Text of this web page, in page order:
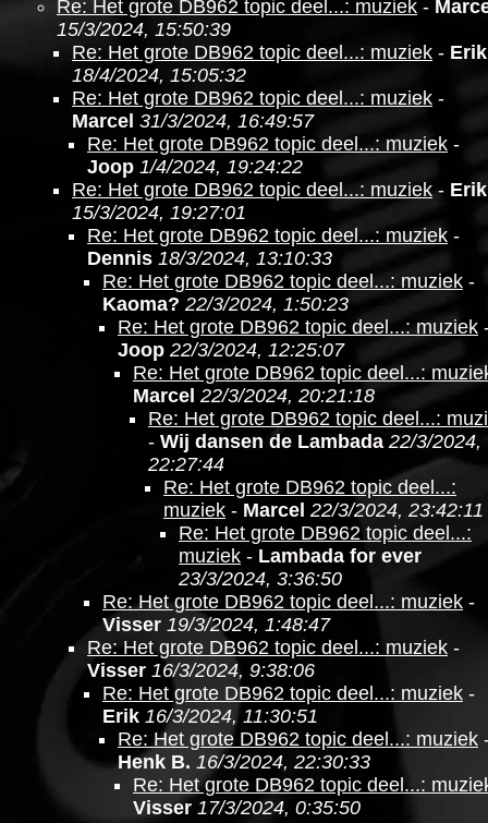
Re: Het grote DB962 topic deel...: muziek -
15/3/2024, 15:50:39
Re: Het grote DB962 topic deel...: muziek - Erik
18/4/2024, 15:05:32
Re: Het grote DB962 topic deel...: muziek -
Marcel 31/3/2024, 16:49:57
Re: Het grote DB962 topic deel...: muziek -
Joop 1/4/2024, 19:24:22
Re: Het grote DB962 topic deel...: muziek- Erik
15/3/2024, 19:27:01
Re: Het grote DB962 topic deel...: muziek -
Dennis 18/3/2024, 13:10:33
Re: Het grote DB962 topic deel...: muziek -
Kaoma? 22/3/2024, 1:50:23
Re: Het grote DB962 topic deel...: muziek
Joop 22/3/2024, 12:25:07
Re: Het grote DB962 topic deel...:
Marcel 22/3/2024, 20:21:18
Re: Het grote DB962 topic deel...:
- Wij dansen de Lambada 22/3/2024,
22:27:44
Re: Het grote DB962 topic deel...:
muziek - Marcel 22/3/2024, 23:42:11
Re: Het grote DB962 topic deel...:
muziek - Lambada for ever
23/3/2024, 3:36:50
Re: Het grote DB962 topic deel...: muziek -
Visser 19/3/2024, 1:48:47
Re: Het grote DB962 topic deel...: muziek -
Visser 16/3/2024, 9:38:06
Re: Het grote DB962 topic deel...: muziek -
Erik 16/3/2024, 11:30:51
Re: Het grote DB962 topic deel...: muziek
Henk B. 16/3/2024, 22:30:33
Re: Het grote DB962 topic deel...:
Visser 17/3/2024, 0:35:50